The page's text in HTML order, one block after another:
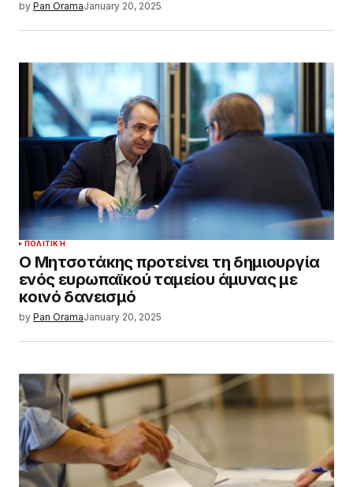
by Pan OramaJanuary 20, 2025
ΠΟΛΙΤΙΚΉ
Ο Μητσοτάκης προτείνει τη δημιουργία
ενός ευρωπαϊκού ταμείου άμυνας με
κοινό δανεισμό
by Pan OramaJanuary 20, 2025